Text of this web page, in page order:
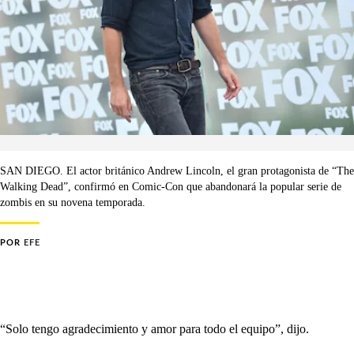
SAN DIEGO. El actor británico Andrew Lincoln, el gran protagonista de “The
Walking Dead”, confirmó en Comic-Con que abandonará la popular serie de
zombis en su novena temporada.
POR EFE
“Solo tengo agradecimiento y amor para todo el equipo”, dijo.